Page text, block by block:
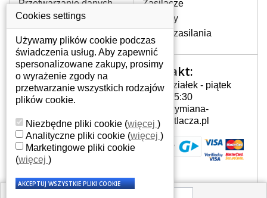
NAJWYŻSZEJ JAKOŚCI!
W naszym magazynie przez
cały okres gwarancji posiadamy
wyłącznie wysokiej jakości
oryginalne matryce klasy A+ bez
wadliwych pikseli.
JAK WYBRAĆ ODPOWIEDNI EKRAN
DO LAPTOPA GATEWAY NV5336U?
Odpowiedni ekran można dobrać do
konkretnego modelu laptopa, którego
oznaczenie można znaleźć na naklejce
na spodzie laptopa lub pod baterią, bywa
również umieszczone na ramkach lub
pęknięty ekran został zdemontowany, w
Przetwarzanie danych
osobowych
Gdzie nas znajdziesz
Zasilacze
Zawiasy
Złącza zasilania
Twoje konto
Twoje konto
Dane osobowe
Adresy
Historia zamówień
Kontakt:
Poniedziałek - piątek
7:00 - 15:30
info@wymiana-
wyswietlacza.pl
Cookies settings
Używamy plików cookie podczas
świadczenia usług. Aby zapewnić
spersonalizowane zakupy, prosimy
o wyrażenie zgody na
przetwarzanie wszystkich rodzajów
plików cookie.
Niezbędne pliki cookie (więcej )
Analityczne pliki cookie (więcej )
Marketingowe pliki cookie
(więcej )